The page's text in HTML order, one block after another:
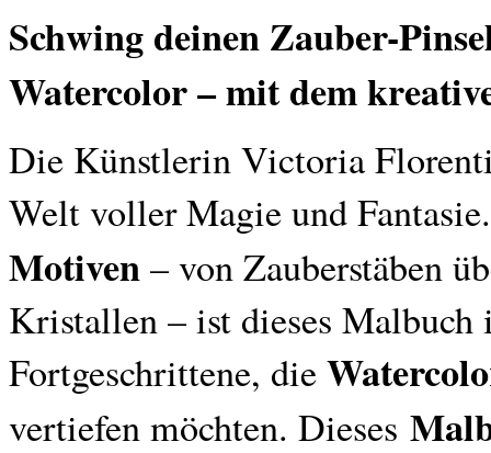
Schwing deinen Zauber-
Watercolor – mit dem
Die Künstlerin Victoria
Welt voller Magie und
Motiven– von Zauberstäben
Kristallen – ist dieses
Fortgeschrittene, die
vertiefen möchten. Dieses